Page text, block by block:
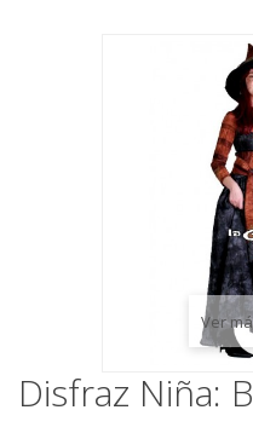
PELUCAS, GORROS, CARETAS
Ver
Disfraz Niña: